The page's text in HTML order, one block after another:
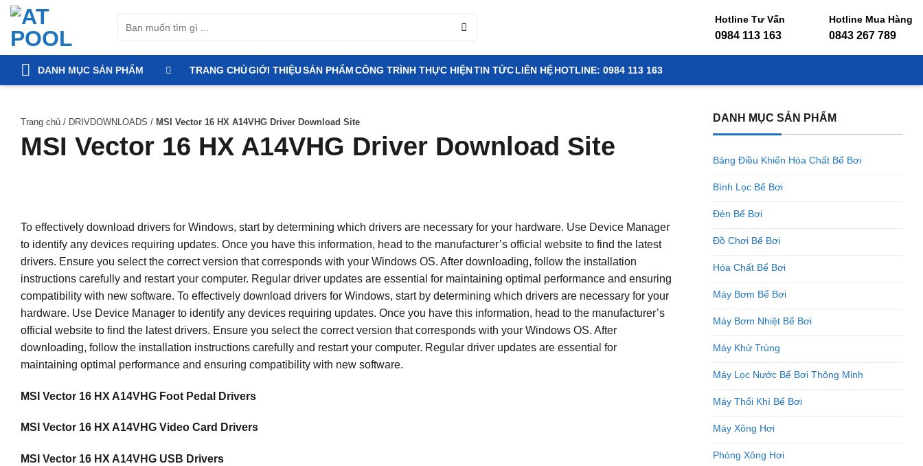
Bỏ
kiếm:
Hotline Tư Vấn
0984 113 163
Hotline Mua Hàng
0843 267 789
DANH MỤC SẢN PHẨM TRANG CHỦGIỚI THIỆUSẢN PHẨMCÔNG TRÌNH THỰC HIỆNTIN TỨCLIÊN HỆHOTLINE: 0984 113 163
Trang chủ / DRIVDOWNLOADS / MSI Vector 16 HX A14VHG Driver Download Site
MSI Vector 16 HX A14VHG Driver Download Site
To effectively download drivers for Windows, start by determining which drivers are necessary for your hardware. Use Device Manager
to identify any devices requiring updates. Once you have this information, head to the manufacturer’s official website to find the latest
drivers. Ensure you select the correct version that corresponds with your Windows OS. After downloading, follow the installation
instructions carefully and restart your computer. Regular driver updates are essential for maintaining optimal performance and ensuring
compatibility with new software. To effectively download drivers for Windows, start by determining which drivers are necessary for your
hardware. Use Device Manager to identify any devices requiring updates. Once you have this information, head to the manufacturer’s
official website to find the latest drivers. Ensure you select the correct version that corresponds with your Windows OS. After
downloading, follow the installation instructions carefully and restart your computer. Regular driver updates are essential for
maintaining optimal performance and ensuring compatibility with new software.
MSI Vector 16 HX A14VHG Foot Pedal Drivers
MSI Vector 16 HX A14VHG Video Card Drivers
MSI Vector 16 HX A14VHG USB Drivers
DANH MỤC SẢN PHẨM
Bảng Điều Khiển Hóa Chất Bể Bơi
Bình Lọc Bể Bơi
Đèn Bể Bơi
Đồ Chơi Bể Bơi
Hóa Chất Bể Bơi
Máy Bơm Bể Bơi
Máy Bơm Nhiệt Bể Bơi
Máy Khử Trùng
Máy Lọc Nước Bể Bơi Thông Minh
Máy Thổi Khí Bể Bơi
Máy Xông Hơi
Phòng Xông Hơi